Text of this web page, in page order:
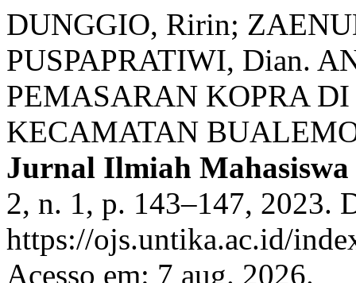
DUNGGIO, Ririn;
PUSPAPRATIWI, Dian.
PEMASARAN KOPRA
KECAMATAN
Jurnal Ilmiah
2, n. 1, p. 143–147, 2023.
https://ojs.untika.ac.id/
Acesso em: 7 aug. 2026.